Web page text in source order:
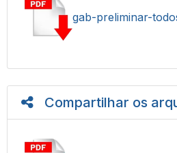
gab-preliminar-
Compartilhar os